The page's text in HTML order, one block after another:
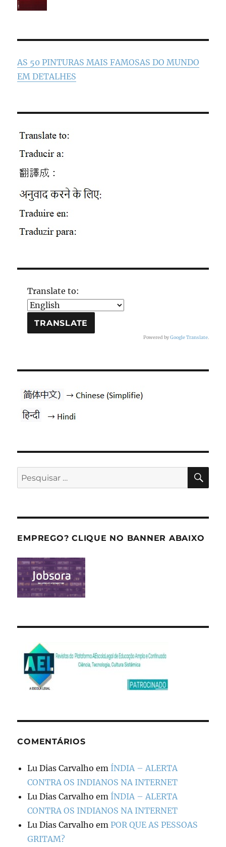
AS 50 PINTURAS MAIS FAMOSAS DO MUNDO
EM DETALHES
Translate to:
Powered byGoogle Translate.
Pesquisar
por:
EMPREGO? CLIQUE NO BANNER ABAIXO
COMENTÁRIOS
Lu Dias Carvalho em ÍNDIA – ALERTA
CONTRA OS INDIANOS NA INTERNET
Lu Dias Carvalho em ÍNDIA – ALERTA
CONTRA OS INDIANOS NA INTERNET
Lu Dias Carvalho em POR QUE AS PESSOAS
GRITAM?